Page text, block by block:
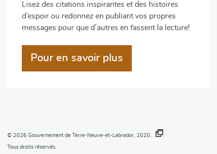
Lisez des citations inspirantes et des histoires
d’espoir ou redonnez en publiant vos propres
messages pour que d’autres en fassent la lecture!
Pour en savoir plus
© 2026 Gouvernement de Terre-Neuve-et-Labrador, 2020. .
Tous droits réservés.